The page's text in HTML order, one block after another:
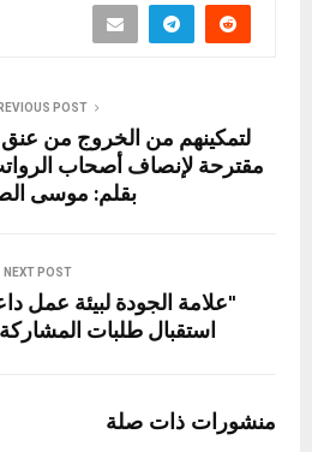
POST
لتمكينهم من الخروج من
مقترحة لإنصاف أصحاب الرواتب
بقلم: موسى
NEXT POST
"علامة الجودة لبيئة عمل
استقبال طلبات
منشورات ذات صلة